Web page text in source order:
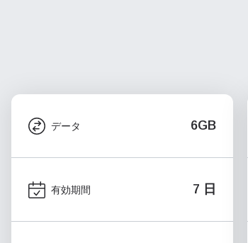
データ 6GB
有効期間 7 日